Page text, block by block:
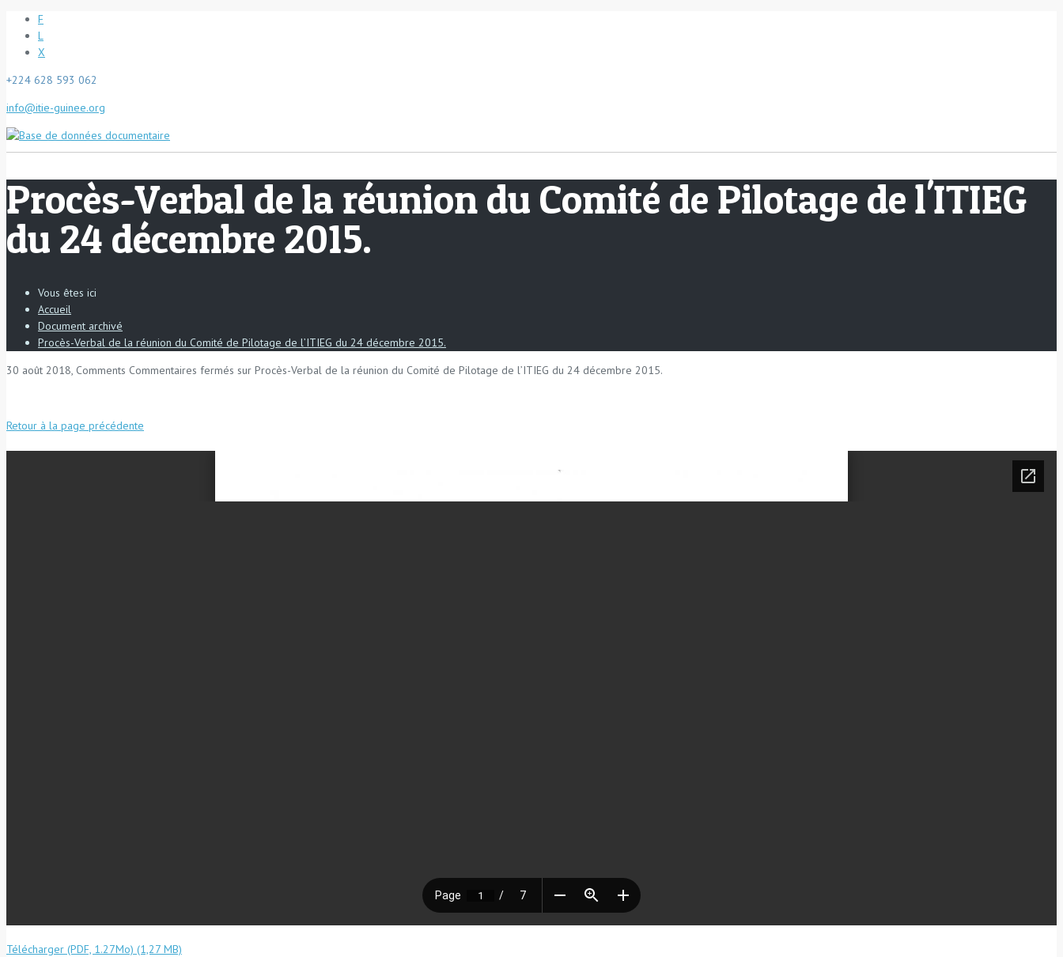
F
L
X
+224 628 593 062
info@itie-guinee.org
Procès-Verbal de la réunion du Comité de Pilotage de l'ITIEG
du 24 décembre 2015.
Vous êtes ici
Accueil
Document archivé
Procès-Verbal de la réunion du Comité de Pilotage de l’ITIEG du 24 décembre 2015.
30 août 2018, Comments Commentaires fermés sur Procès-Verbal de la réunion du Comité de Pilotage de l’ITIEG du 24 décembre 2015.
Retour à la page précédente
Télécharger (PDF, 1.27Mo)